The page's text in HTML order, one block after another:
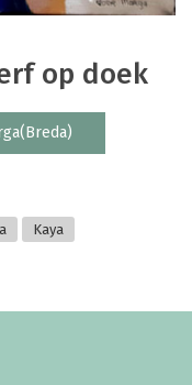
op doek
Kaya